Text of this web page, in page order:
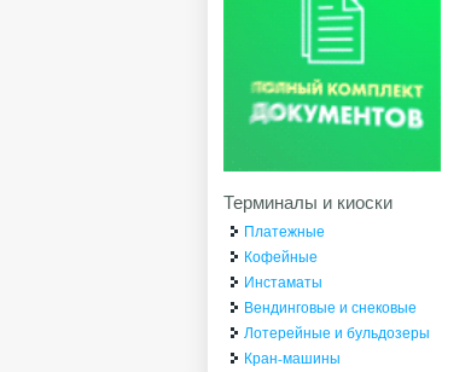
Терминалы и киоски
Платежные
Кофейные
Инстаматы
Вендинговые и снековые
Лотерейные и бульдозеры
Кран-машины